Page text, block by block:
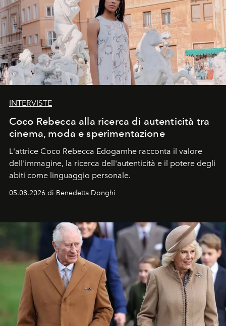
INTERVISTE
Coco Rebecca alla ricerca di autenticità tra
cinema, moda e sperimentazione
L'attrice Coco Rebecca Edogamhe racconta il valore
dell'immagine, la ricerca dell'autenticità e il potere degli
abiti come linguaggio personale.
05.08.2026 di Benedetta Donghi